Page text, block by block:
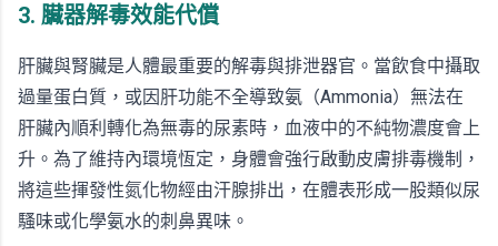
3. 臟器解毒效能代償
肝臟與腎臟是人體最重要的解毒與排泄器官。當飲食中攝取
過量蛋白質，或因肝功能不全導致氨（Ammonia）無法在
肝臟內順利轉化為無毒的尿素時，血液中的不純物濃度會上
升。為了維持內環境恆定，身體會強行啟動皮膚排毒機制，
將這些揮發性氮化物經由汗腺排出，在體表形成一股類似尿
騷味或化學氨水的刺鼻異味。